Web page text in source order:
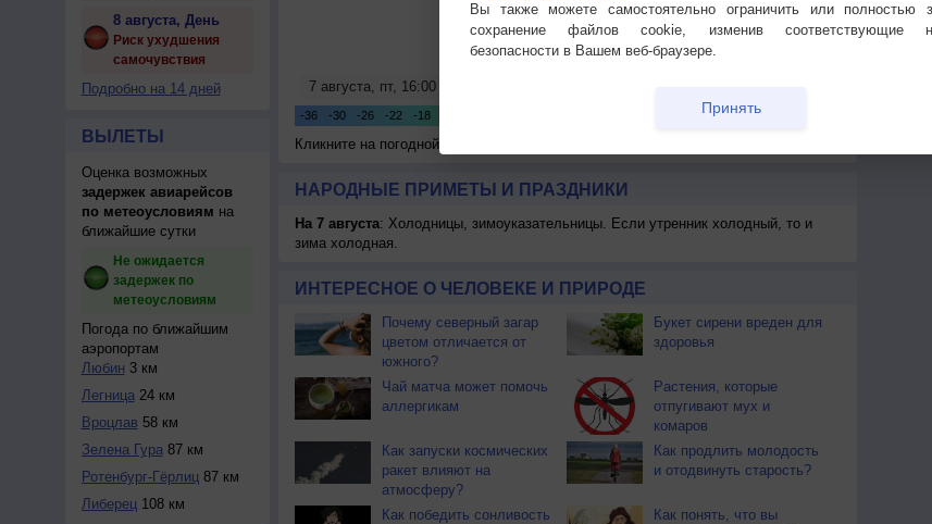
8 августа, День
Риск ухудшения
самочувствия
Подробно на 14 дней
ВЫЛЕТЫ
Оценка возможных
задержек авиарейсов
по метеоусловиям на
ближайшие сутки
Не ожидается
задержек по
метеоусловиям
Погода по ближайшим
аэропортам
Любин 3 км
Легница24 км
Вроцлав 58 км
Зелена Гура87 км
Ротенбург-Гёрлиц87 км
Либерец108 км
Кликните на погодной карте для получения подробных данных
НАРОДНЫЕ ПРИМЕТЫ И ПРАЗДНИКИ
На 7 августа: Холодницы, зимоуказательницы. Если утренник холодный, то и
зима холодная.
ИНТЕРЕСНОЕ О ЧЕЛОВЕКЕ И ПРИРОДЕ
Почему северный загар
цветом отличается от
южного?
Букет сирени вреден для
здоровья
Чай матча может помочь
аллергикам
Растения, которые
отпугивают мух и
комаров
Как запуски космических
ракет влияют на
атмосферу?
Как продлить молодость
и отодвинуть старость?
Как победить сонливость
Как понять, что вы
Вы также можете самостоятельно ограничить или полностью
сохранение файлов cookie, изменив соответствующие
безопасности в Вашем веб-браузере.
Принять